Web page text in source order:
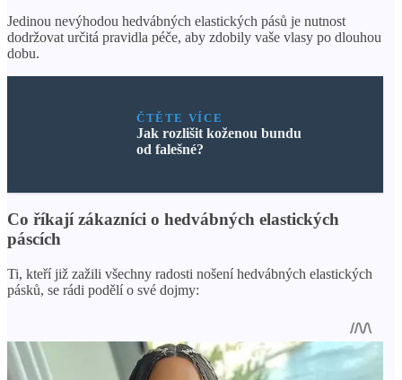
Jedinou nevýhodou hedvábných elastických pásů je nutnost
dodržovat určitá pravidla péče, aby zdobily vaše vlasy po dlouhou
dobu.
ČTĚTE VÍCE
Jak rozlišit koženou bundu
od falešné?
Co říkají zákazníci o hedvábných elastických
páscích
Ti, kteří již zažili všechny radosti nošení hedvábných elastických
pásků, se rádi podělí o své dojmy: